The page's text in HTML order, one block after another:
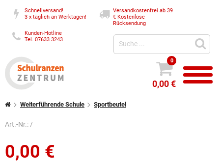
Schnellversand!
3 x täglich an Werktagen!
Versandkostenfrei ab 39
€Kostenlose
Rücksendung
Kunden-Hotline
Tel. 07633 3243
0
0,00 €
Weiterführende Schule Sportbeutel
Art.-Nr.:/
0,00 €